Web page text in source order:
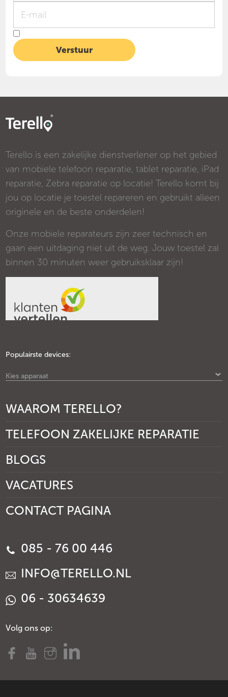
Terello is een zakelijke dienstverlener op het gebied
van mobiele telefoon reparatie, tablet reparatie, iPad
reparatie, Zebra reparatie op locatie! Terello komt bij
jou op locatie je toestel repareren en gebruikt alleen
originele en de beste onderdelen!
Onze mobiele reparateurs zijn zeer technisch en
gaan een uitdaging niet uit de weg. Jouw toestel zal
binnen 30 minuten weer gebruiksklaar zijn!
Populairste devices:
Kies apparaat
WAAROM TERELLO?
TELEFOON ZAKELIJKE REPARATIE
BLOGS
VACATURES
CONTACT PAGINA
085 - 76 00 446
INFO@TERELLO.NL
06 - 30634639
Volg ons op: